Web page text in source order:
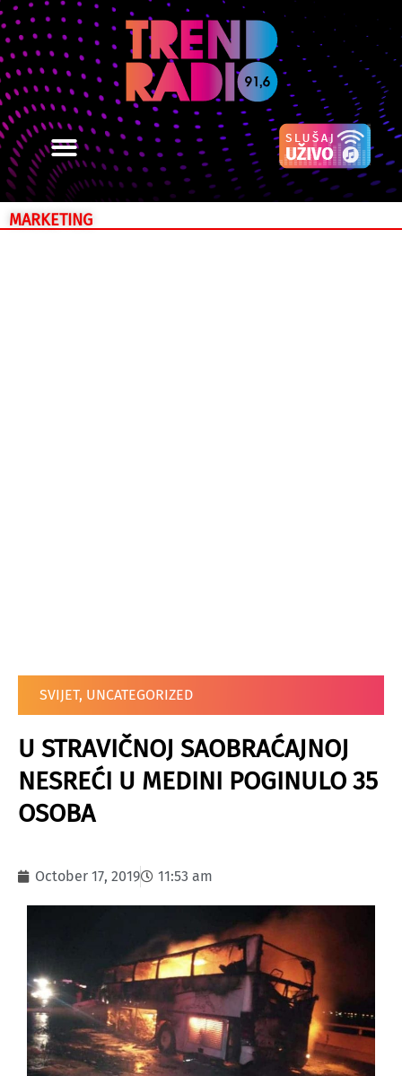
MARKETING
SVIJET, UNCATEGORIZED
U STRAVIČNOJ SAOBRAĆAJNOJ
NESREĆI U MEDINI POGINULO 35
OSOBA
October 17, 2019 11:53 am